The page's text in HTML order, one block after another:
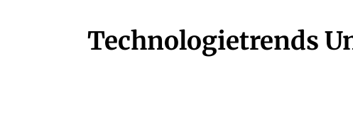
Technologietrends